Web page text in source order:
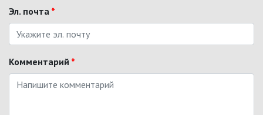
Эл. почта *
Комментарий *